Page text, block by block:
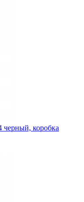
черный, коробка